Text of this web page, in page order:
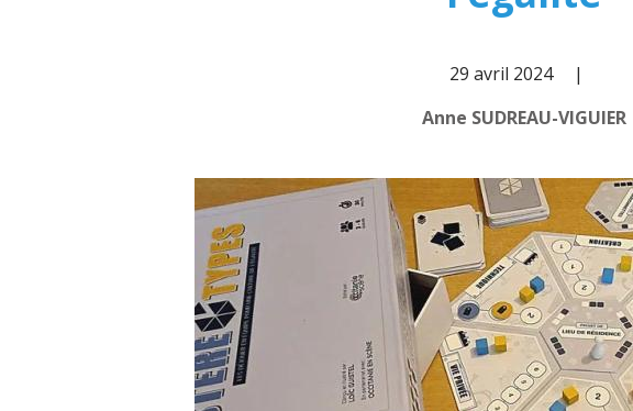
29 avril 2024
Anne SUDREAU-VIGUIER